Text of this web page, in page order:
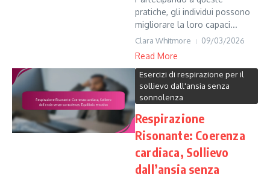
pratiche, gli individui possono
migliorare la loro capaci...
Clara Whitmore 09/03/2026
Read More
Esercizi di respirazione per il
sollievo dall'ansia senza
sonnolenza
Respirazione
Risonante: Coerenza
cardiaca, Sollievo
dall’ansia senza